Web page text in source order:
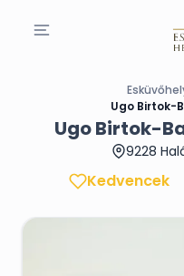
Ugo Birtok-
Ugo Birtok-
9228
Kedvencek